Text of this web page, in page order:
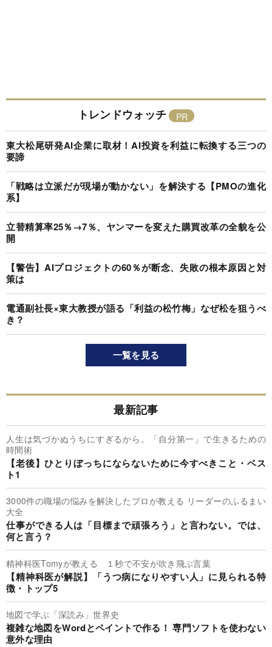
トレンドウォッチ
東大松尾研発AI企業に取材！AI投資を利益に転換する三つの
要諦
「戦略は立派だが現場が動かない」を解決する【PMOの進化
系】
立替精算率25％→7％、ヤンマーを変えた購買改革の全貌を公
開
【警告】AIプロジェクトの60％が断念、失敗の根本原因と対
策は
電通副社長×東大教授が語る「利益の松竹梅」なぜ松を狙うべ
き？
一覧を見る
最新記事
人生は気づかぬうちにすぎるから。「自分第一」で生きるための
時間術
【老後】ひとりぼっちにならないために今すべきこと・ベス
ト1
3000件の職場の悩みを解決したプロが教える リーダーのふるまい
大全
仕事ができる人は「目標まで頑張ろう」と言わない。では、
何と言う？
精神科医Tomyが教える １秒で不安が吹き飛ぶ言葉
【精神科医が解説】「うつ病になりやすい人」に見られる特
徴・トップ5
地図で学ぶ「深読み」世界史
複雑な地図をWordとペイントで作る！ 専門ソフトを使わない
意外な理由